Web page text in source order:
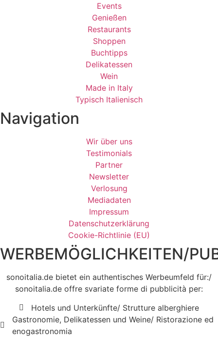
Events
Genießen
Restaurants
Shoppen
Buchtipps
Delikatessen
Wein
Made in Italy
Typisch Italienisch
Navigation
Wir über uns
Testimonials
Partner
Newsletter
Verlosung
Mediadaten
Impressum
Datenschutzerklärung
Cookie-Richtlinie (EU)
WERBEMÖGLICHKEITEN/
sonoitalia.de bietet ein authentisches Werbeumfeld für:/
sonoitalia.de offre svariate forme di pubblicità per:
Hotels und Unterkünfte/ Strutture alberghiere
Gastronomie, Delikatessen und Weine/ Ristorazione ed
enogastronomia